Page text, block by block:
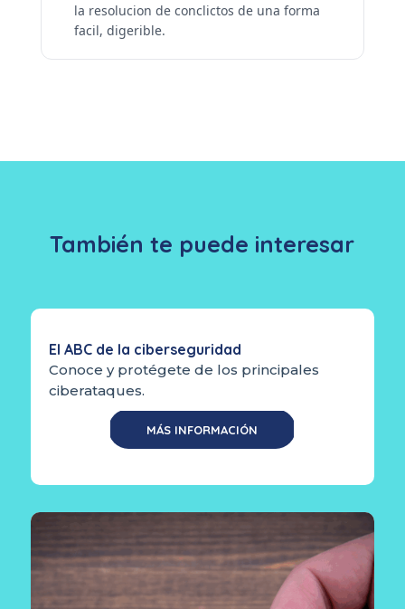
la resolucion de conclictos de una forma
facil, digerible.
También te puede interesar
El ABC de la ciberseguridad
Conoce y protégete de los principales
ciberataques.
MÁS INFORMACIÓN